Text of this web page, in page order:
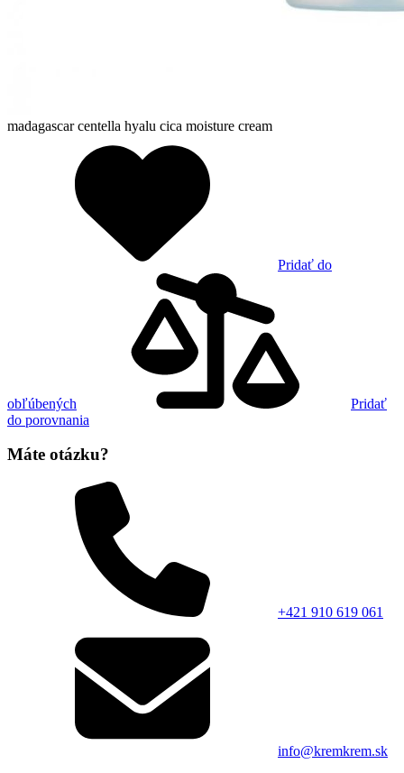
madagascar centella hyalu cica moisture cream
Pridať do
obľúbených
Pridať
do porovnania
Máte otázku?
+421 910 619 061
info@kremkrem.sk